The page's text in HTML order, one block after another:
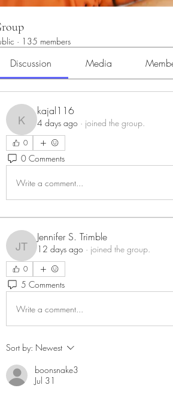
· 135 members
Discussion Media
kajal116
kajal116
4 days ago · joined the group.
0
0 Comments
Write a comment...
Jennifer S. Trimble
Jennifer S. Trimble
12 days ago · joined the group.
0
5 Comments
Write a comment...
Sort by: Newest
boonsnake3
Jul 31